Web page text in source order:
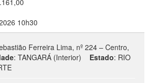
10h30
Ferreira Lima, nº 224 – Centro,
: TANGARÁ (Interior) Estado: RIO